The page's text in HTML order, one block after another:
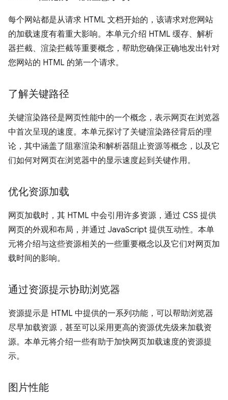
每个网站都是从请求 HTML 文档开始的，该请求对您网站
的加载速度有着重大影响。本单元介绍 HTML 缓存、解析
器拦截、渲染拦截等重要概念，帮助您确保正确地发出针对
您网站的 HTML 的第一个请求。
了解关键路径
关键渲染路径是网页性能中的一个概念，表示网页在浏览器
中首次呈现的速度。本单元探讨了关键渲染路径背后的理
论，其中涵盖了阻塞渲染和解析器阻止资源等概念，以及它
们如何对网页在浏览器中的显示速度起到关键作用。
优化资源加载
网页加载时，其 HTML 中会引用许多资源，通过 CSS 提供
网页的外观和布局，并通过 JavaScript 提供互动性。本单
元将介绍与这些资源相关的一些重要概念以及它们对网页加
载时间的影响。
通过资源提示协助浏览器
资源提示是 HTML 中提供的一系列功能，可以帮助浏览器
尽早加载资源，甚至可以采用更高的资源优先级来加载资
源。本单元将介绍一些有助于加快网页加载速度的资源提
示。
图片性能